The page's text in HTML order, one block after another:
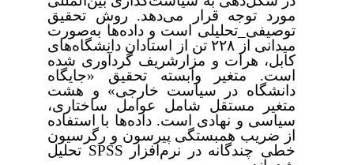
مورد توجه قرار می‌دهد. روش تحقیق
توصیفی_تحلیلی است و داده‌ها به‌صورت
میدانی از۲۲۸تن از استادان دانشگاه‌های
کابل، هرات و مزارشریف گردآوری شده
است. متغیر وابسته تحقیق «جایگاه
دانشگاه در سیاست خارجی» و هشت
متغیر مستقل شامل عوامل ساختاری،
سیاسی و نهادی است. داده‌ها با استفاده
از ضریب همبستگی پیرسون و رگرسیون
خطی چندگانه در نرم‌افزارSPSSتحلیل